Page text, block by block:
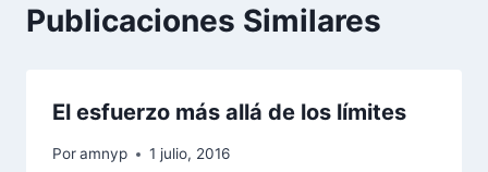
Publicaciones Similares
El esfuerzo más allá de los límites
Poramnyp 1 julio, 2016